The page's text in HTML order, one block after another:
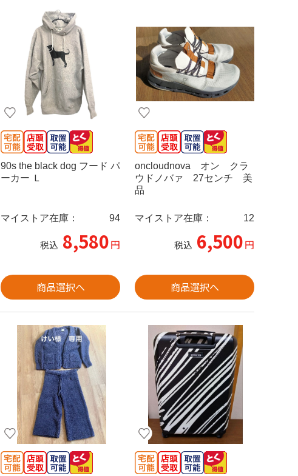
90s the black dog フード パ
ーカー Ｌ
マイストア在庫： 94
税込 8,580円
商品選択へ
oncloudnova オン クラ
ウドノバァ 27センチ 美
品
マイストア在庫： 12
税込 6,500円
商品選択へ